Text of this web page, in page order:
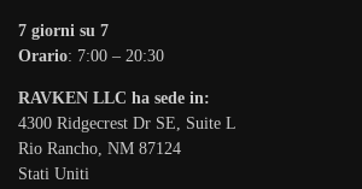
7 giorni su 7
Orario: 7:00 – 20:30
RAVKEN LLC ha sede in:
4300 Ridgecrest Dr SE, Suite L
Rio Rancho, NM 87124
Stati Uniti